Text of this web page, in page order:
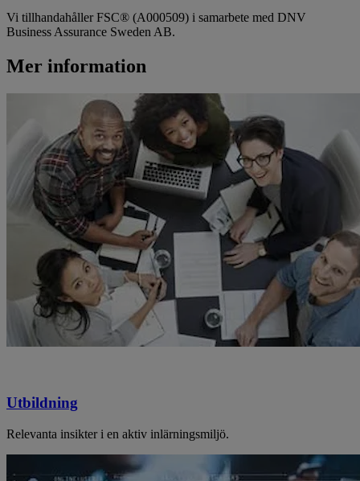
Vi tillhandahåller FSC® (A000509) i samarbete med DNV
Business Assurance Sweden AB.
Mer information
Utbildning
Relevanta insikter i en aktiv inlärningsmiljö.